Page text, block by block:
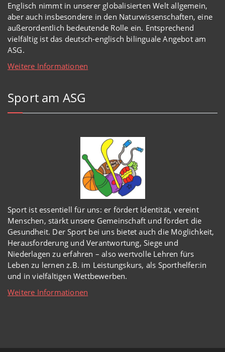
Englisch nimmt in unserer globalisierten Welt allgemein,
aber auch insbesondere in den Naturwissenschaften, eine
außerordentlich bedeutende Rolle ein. Entsprechend
vielfältig ist das deutsch-englisch bilinguale Angebot am
ASG.
Weitere Informationen
Sport am ASG
Sport ist essentiell für uns: er fördert Identität, vereint
Menschen, stärkt unsere Gemeinschaft und fördert die
Gesundheit. Der Sport bei uns bietet auch die Möglichkeit,
Herausforderung und Verantwortung, Siege und
Niederlagen zu erfahren – also wertvolle Lehren fürs
Leben zu lernen z.B. im Leistungskurs, als Sporthelfer:in
und in vielfältigen Wettbewerben.
Weitere Informationen